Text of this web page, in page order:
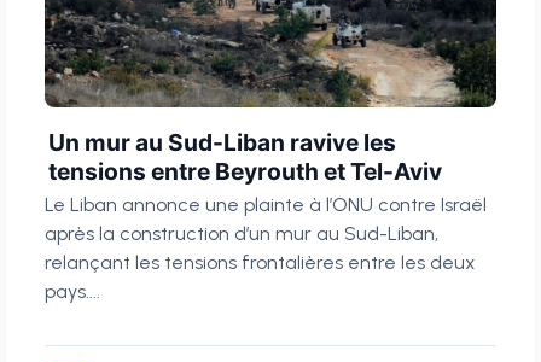
Un mur au Sud-Liban ravive les
tensions entre Beyrouth et Tel-Aviv
Le Liban annonce une plainte à l’ONU contre Israël
après la construction d’un mur au Sud-Liban,
relançant les tensions frontalières entre les deux
pays....